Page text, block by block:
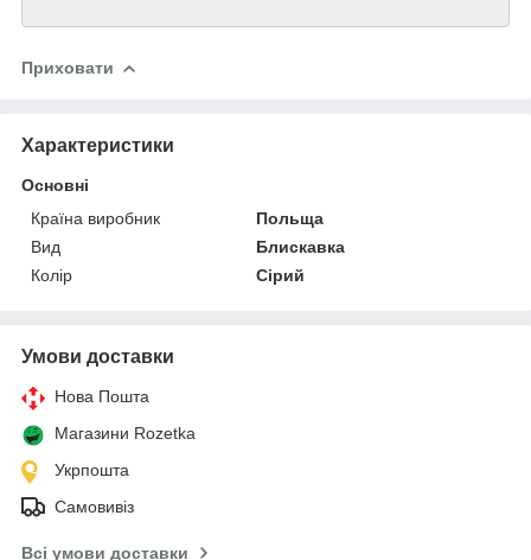
Приховати
Характеристики
Основні
Країна виробник
Польща
Вид
Блискавка
Колір
Сірий
Умови доставки
Нова Пошта
Магазини Rozetka
Укрпошта
Самовивіз
Всі умови доставки